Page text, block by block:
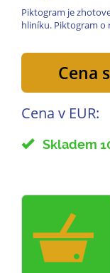
Piktogram je
hliníku. Piktogram o
Cena
Cena v EUR:
Skladem